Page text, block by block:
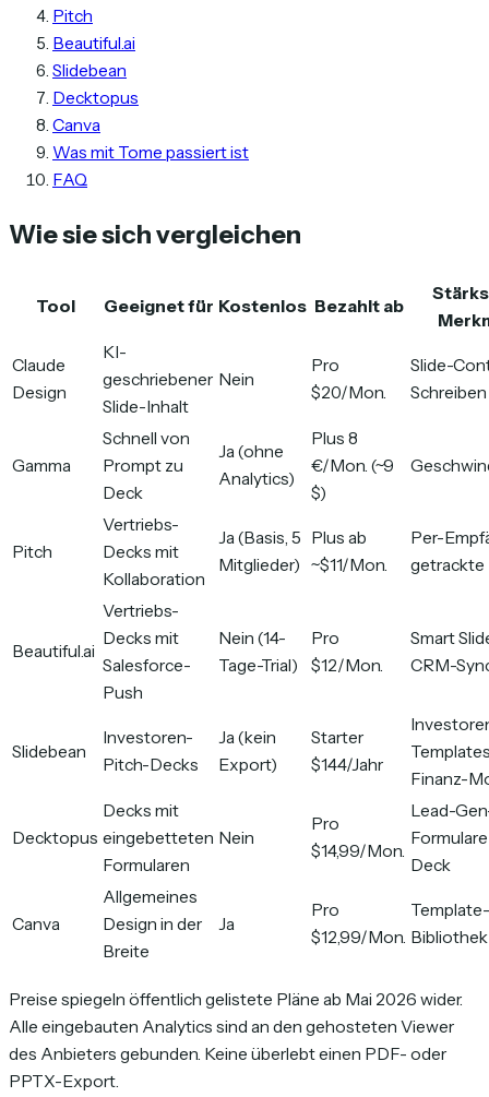
Pitch
Beautiful.ai
Slidebean
Decktopus
Canva
Was mit Tome passiert ist
FAQ
Wie sie sich vergleichen
Tool Geeignet für Kostenlos Bezahlt ab
Claude
Design
KI-
geschriebener
Slide-Inhalt
Nein
Pro
$20/Mon.
Slide-
Schreiben
Gamma
Schnell von
Prompt zu
Deck
Ja (ohne
Analytics)
Plus 8
€/Mon. (~9
$)
Pitch
Vertriebs-
Decks mit
Kollaboration
Ja (Basis, 5
Mitglieder)
Plus ab
~$11/Mon.
Per-
getrackte
Beautiful.ai
Vertriebs-
Decks mit
Salesforce-
Push
Nein (14-
Tage-Trial)
Pro
$12/Mon.
Smart
CRM-
Slidebean
Investoren-
Pitch-Decks
Ja (kein
Export)
Starter
$144/Jahr
Finanz-
Decktopus
Decks mit
eingebetteten
Formularen
Nein
Pro
$14,99/Mon.
Lead-
Deck
Canva
Allgemeines
Design in der
Breite
Ja
Pro
$12,99/Mon.
Template-
Bibliothek
Preise spiegeln öffentlich gelistete Pläne ab Mai 2026 wider.
Alle eingebauten Analytics sind an den gehosteten Viewer
des Anbieters gebunden. Keine überlebt einen PDF- oder
PPTX-Export.